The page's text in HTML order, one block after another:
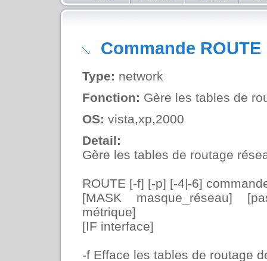
Commande ROUTE
Type: network
Fonction: Gère les tables de
OS: vista,xp,2000
Detail:
Gère les tables de routage
ROUTE [-f] [-p] [-4|-6]
[MASK masque_réseau]
métrique]
[IF interface]
-f Efface les tables de routage